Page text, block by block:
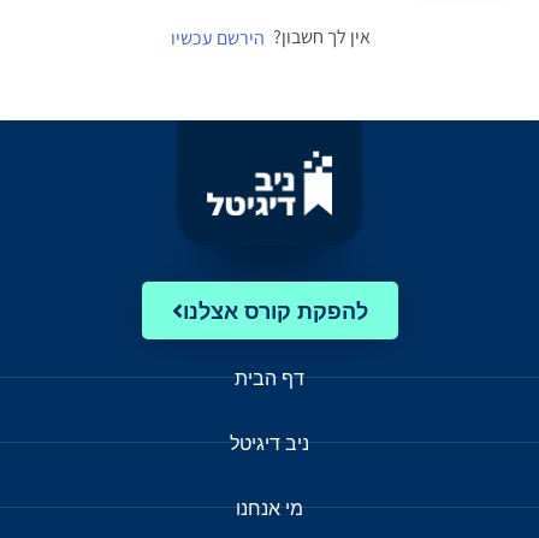
אין לך חשבון? הירשם עכשיו
להפקת קורס אצלנו
דף הבית
ניב דיגיטל
מי אנחנו